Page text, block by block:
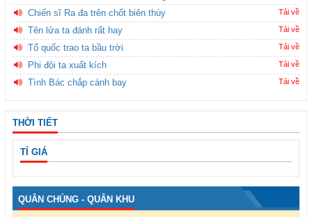
Chiến sĩ Ra đa trên chốt biên thùy Tải về
Tên lửa ta đánh rất hay Tải về
Tổ quốc trao ta bầu trời Tải về
Phi đội ta xuất kích Tải về
Tình Bác chắp cánh bay Tải về
THỜI TIẾT
TỈ GIÁ
QUÂN CHỦNG - QUÂN KHU